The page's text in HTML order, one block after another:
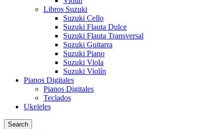
Libros Suzuki
Suzuki Cello
Suzuki Flauta Dulce
Suzuki Flauta Transversal
Suzuki Guitarra
Suzuki Piano
Suzuki Viola
Suzuki Violín
Pianos Digitales
Pianos Digitales
Teclados
Ukeleles
Search